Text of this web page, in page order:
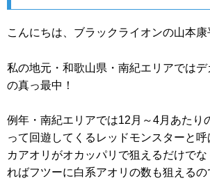
こんにちは、ブラックライオンの山本康
私の地元・和歌山県・南紀エリアでは
の真っ最中！
例年・南紀エリアでは12月～4月あたり
って回遊してくるレッドモンスターと
カアオリがオカッパリで狙えるだけで
ればフツーに白系アオリの数も狙えるの